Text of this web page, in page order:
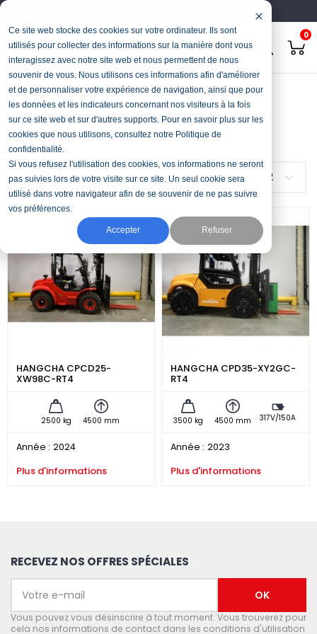
Ce site web stocke des cookies sur votre ordinateur. Ils sont
utilisés pour collecter des informations sur la manière dont vous
interagissez avec notre site web et nous permettent de nous
souvenir de vous. Nous utilisons ces informations afin d'améliorer
et de personnaliser votre expérience de navigation, ainsi que pour
les données et les indicateurs concernant nos visiteurs à la fois
sur ce site web et sur d'autres supports. Pour en savoir plus sur les
cookies que nous utilisons, consultez notre Politique de
confidentialité.
Si vous refusez l'utilisation des cookies, vos informations ne seront
pas suivies lors de votre visite sur ce site. Un seul cookie sera
utilisé dans votre navigateur afin de se souvenir de ne pas suivre
vos préférences.
Accepter Refuser
0
Accueil Stock & Occasions Tout-terrain 4x4
Tout-terrain 4x4
FILTRER Choisir 2
HANGCHA CPCD25-
XW98C-RT4
Année : 2024
4500 mm
2500 kg
Plus d'informations
HANGCHA CPD35-XY2GC-
RT4
Année : 2023
317V/150A
4500 mm
3500 kg
Plus d'informations
RECEVEZ NOS OFFRES SPÉCIALES
Vous pouvez vous désinscrire à tout moment. Vous trouverez pour
cela nos informations de contact dans les conditions d'utilisation